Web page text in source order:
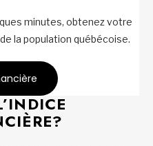
minutes, obtenez votre
la population québécoise.